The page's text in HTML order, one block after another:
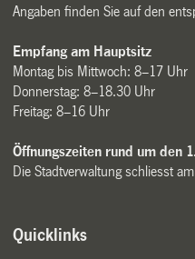
Angaben finden Sie auf den
Empfang am Hauptsitz
Montag bis Mittwoch: 8–17 Uhr
Donnerstag: 8–18.30 Uhr
Freitag: 8–16 Uhr
Öffnungszeiten rund um den
Die Stadtverwaltung schliesst
Quicklinks